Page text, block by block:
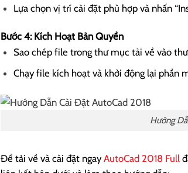
Lựa chọn vị trí cài đặt phù hợp và nhấn
Bước 4: Kích Hoạt Bản Quyền
Sao chép file trong thư mục tải về vào
Chạy file kích hoạt và khởi động lại phần
Hướng
Để tải về và cài đặt ngayAutoCad 2018 Full